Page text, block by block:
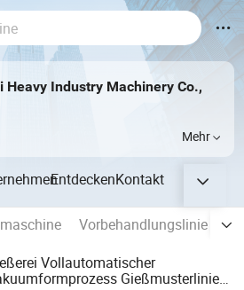
Heavy Industry Machinery Co.,
Mehr
EntdeckenKontakt
Vorbehandlungslinie für
Vollautomatischer
Gießmusterlinie